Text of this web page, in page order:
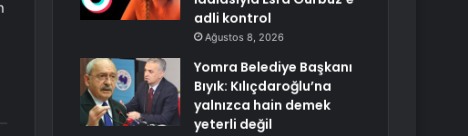
adli kontrol
Ağustos 8, 2026
Yomra Belediye Başkanı
Bıyık: Kılıçdaroğlu’na
yalnızca hain demek
yeterli değil